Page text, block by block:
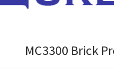
MC3300 Brick